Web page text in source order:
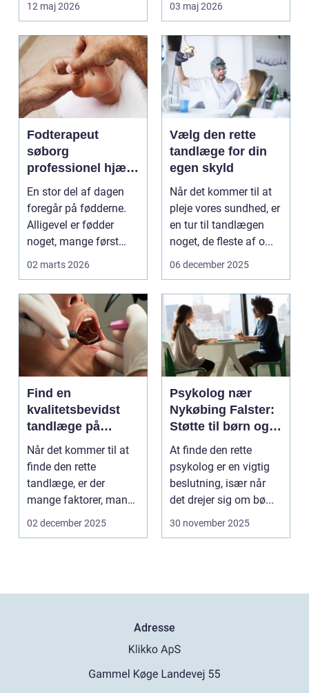
12 maj 2026 03 maj 2026
Fodterapeut
søborg
professionel hjælp
til sunde fødder i
hverdagen
En stor del af dagen
foregår på fødderne.
Alligevel er fødder
noget, mange først
tænker på, når smer...
02 marts 2026
Vælg den rette
tandlæge for din
egen skyld
Når det kommer til at
pleje vores sundhed, er
en tur til tandlægen
noget, de fleste af o...
06 december 2025
Find en
kvalitetsbevidst
tandlæge på
Vesterbro
Når det kommer til at
finde den rette
tandlæge, er der
mange faktorer, man
bør ov...
02 december 2025
Psykolog nær
Nykøbing Falster:
Støtte til børn og
unge
At finde den rette
psykolog er en vigtig
beslutning, især når
det drejer sig om bø...
30 november 2025
Adresse